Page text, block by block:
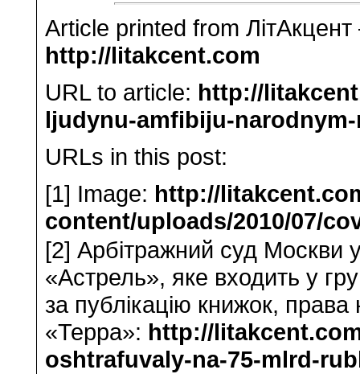
Article printed from ЛітАкцент
http://litakcent.com
URL to article: http://
ljudynu-amfibiju-
URLs in this post:
[1] Image: http://
content/uploads/2010/07/
[2] Арбітражний суд Москви
«Астрель», яке входить у
за публікацію книжок,
«Терра»: http://
oshtrafuvaly-na-75-mlrd-